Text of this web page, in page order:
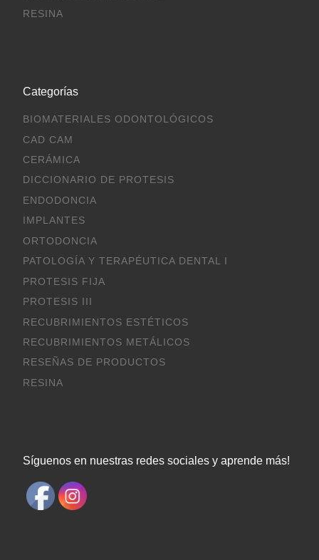
RESINA
Categorías
BIOMATERIALES ODONTOLÓGICOS
CAD CAM
CERÁMICA
DICCIONARIO DE PROTESIS
ENDODONCIA
IMPLANTES
ORTODONCIA
PATOLOGÍA Y TERAPÉUTICA DENTAL I
PROTESIS FIJA
PROTESIS III
RECUBRIMIENTOS ESTÉTICOS
RECUBRIMIENTOS METÁLICOS
RESEÑAS DE PRODUCTOS
RESINA
Síguenos en nuestras redes sociales y aprende más!